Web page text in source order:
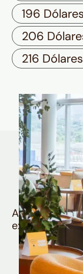
196
206
216
Aproveite
exclusivas da